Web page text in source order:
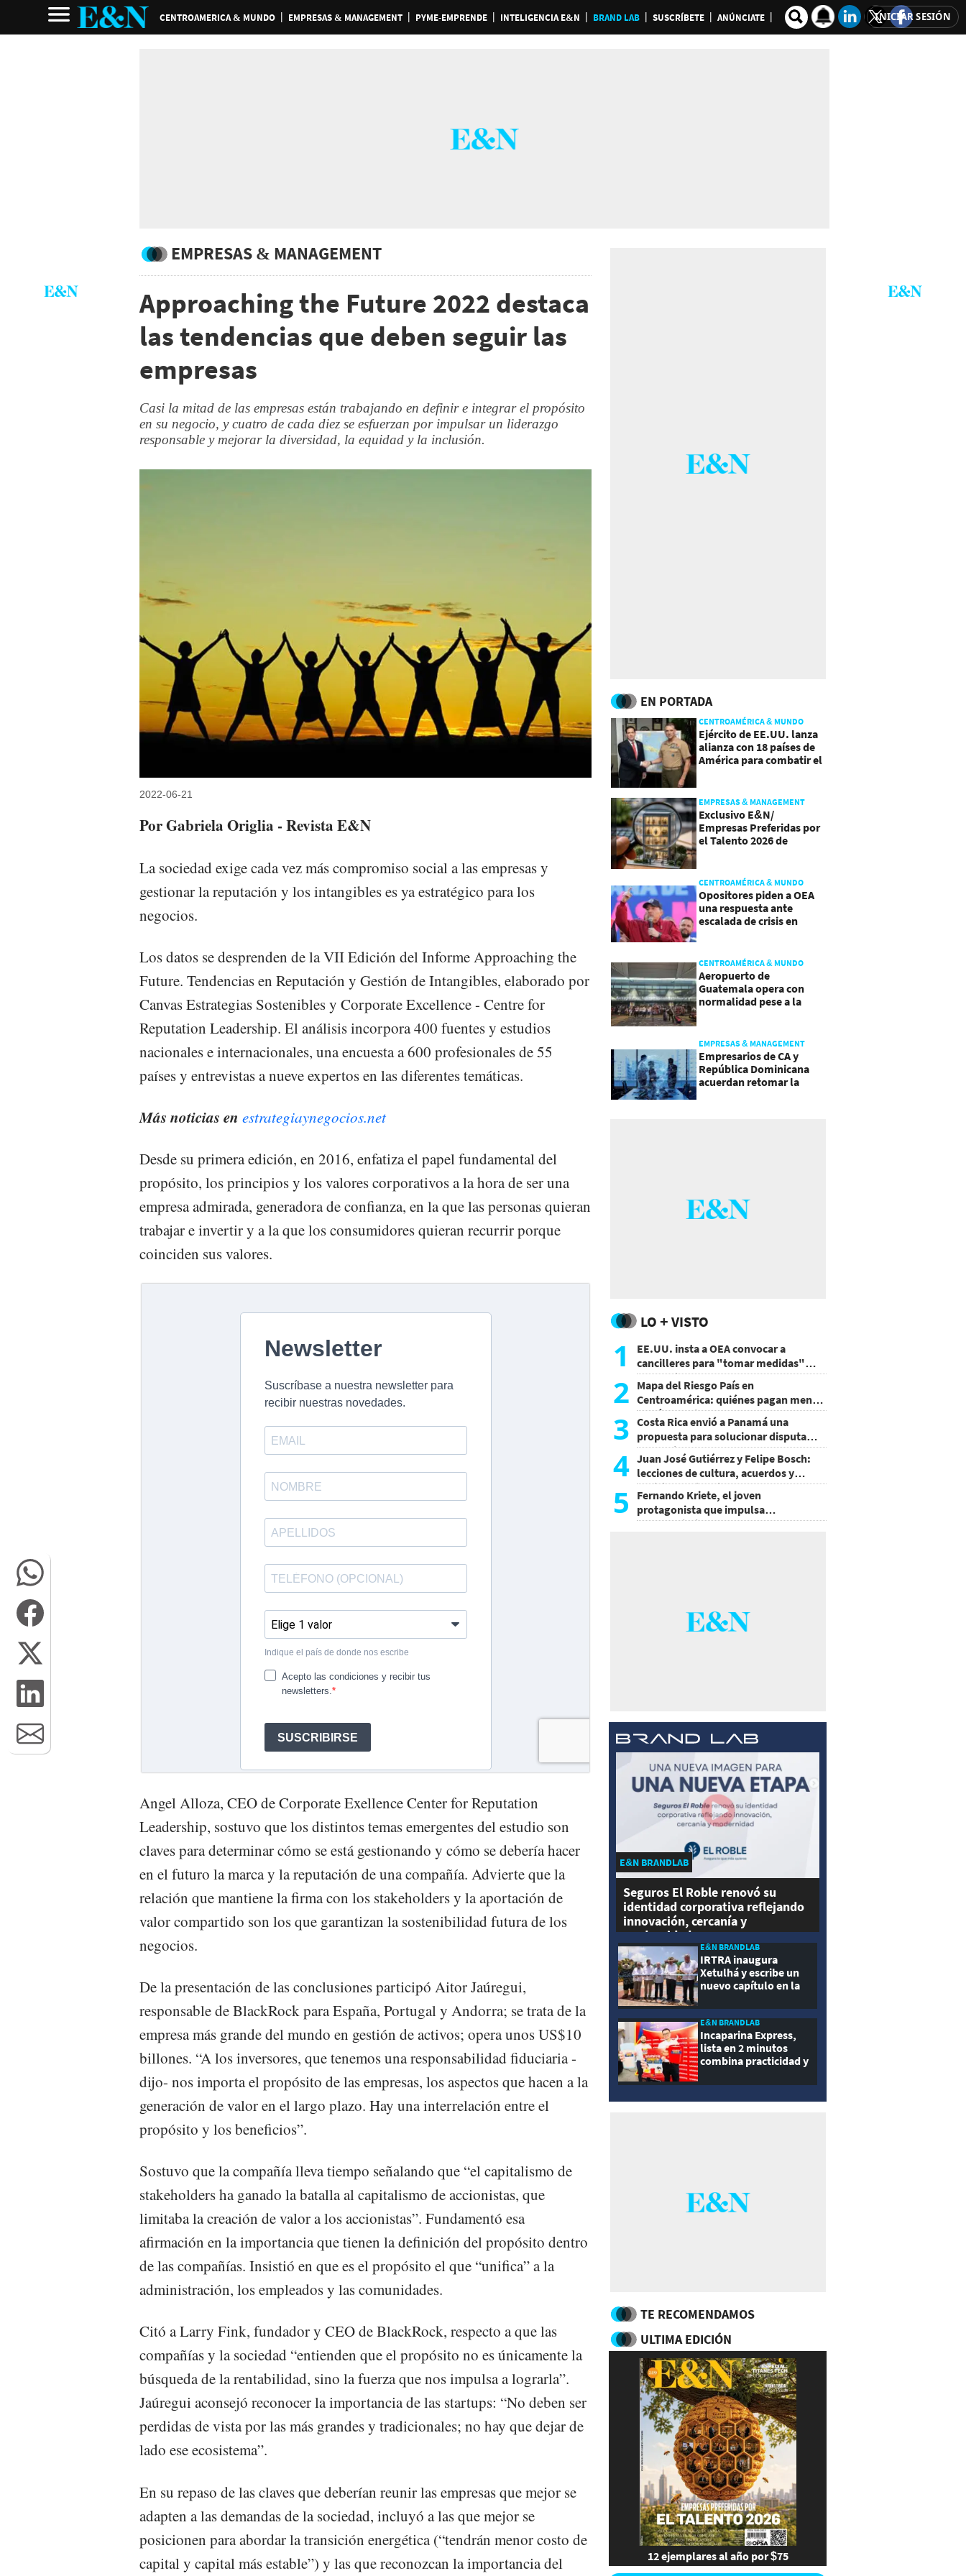
CENTROAMERICA & MUNDO EMPRESAS & MANAGEMENT PYME-EMPRENDE INTELIGENCIA E&N BRAND LAB SUSCRÍBETE ANÚNCIATE INICIAR SESIÓN
EMPRESAS & MANAGEMENT
Approaching the Future 2022 destaca
las tendencias que deben seguir las
empresas
Casi la mitad de las empresas están trabajando en definir e integrar el propósito
en su negocio, y cuatro de cada diez se esfuerzan por impulsar un liderazgo
responsable y mejorar la diversidad, la equidad y la inclusión.
2022-06-21
Por Gabriela Origlia - Revista E&N
La sociedad exige cada vez más compromiso social a las empresas y
gestionar la reputación y los intangibles es ya estratégico para los
negocios.
Los datos se desprenden de la VII Edición del Informe Approaching the
Future. Tendencias en Reputación y Gestión de Intangibles, elaborado por
Canvas Estrategias Sostenibles y Corporate Excellence - Centre for
Reputation Leadership. El análisis incorpora 400 fuentes y estudios
nacionales e internacionales, una encuesta a 600 profesionales de 55
países y entrevistas a nueve expertos en las diferentes temáticas.
Más noticias en estrategiaynegocios.net
Desde su primera edición, en 2016, enfatiza el papel fundamental del
propósito, los principios y los valores corporativos a la hora de ser una
empresa admirada, generadora de confianza, en la que las personas quieran
trabajar e invertir y a la que los consumidores quieran recurrir porque
coinciden sus valores.
Angel Alloza, CEO de Corporate Exellence Center for Reputation
Leadership, sostuvo que los distintos temas emergentes del estudio son
claves para determinar cómo se está gestionando y cómo se debería hacer
en el futuro la marca y la reputación de una compañía. Advierte que la
relación que mantiene la firma con los stakeholders y la aportación de
valor compartido son los que garantizan la sostenibilidad futura de los
negocios.
De la presentación de las conclusiones participó Aitor Jaúregui,
responsable de BlackRock para España, Portugal y Andorra; se trata de la
empresa más grande del mundo en gestión de activos; opera unos US$10
billones. “A los inversores, que tenemos una responsabilidad fiduciaria -
dijo- nos importa el propósito de las empresas, los aspectos que hacen a la
generación de valor en el largo plazo. Hay una interrelación entre el
propósito y los beneficios”.
Sostuvo que la compañía lleva tiempo señalando que “el capitalismo de
stakeholders ha ganado la batalla al capitalismo de accionistas, que
limitaba la creación de valor a los accionistas”. Fundamentó esa
afirmación en la importancia que tienen la definición del propósito dentro
de las compañías. Insistió en que es el propósito el que “unifica” a la
administración, los empleados y las comunidades.
Citó a Larry Fink, fundador y CEO de BlackRock, respecto a que las
compañías y la sociedad “entienden que el propósito no es únicamente la
búsqueda de la rentabilidad, sino la fuerza que nos impulsa a lograrla”.
Jaúregui aconsejó reconocer la importancia de las startups: “No deben ser
perdidas de vista por las más grandes y tradicionales; no hay que dejar de
lado ese ecosistema”.
En su repaso de las claves que deberían reunir las empresas que mejor se
adapten a las demandas de la sociedad, incluyó a las que mejor se
posicionen para abordar la transición energética (“tendrán menor costo de
capital y capital más estable”) y las que reconozcan la importancia del
EN PORTADA
CENTROAMÉRICA & MUNDO
Ejército de EE.UU. lanza
alianza con 18 países de
América para combatir el
EMPRESAS & MANAGEMENT
Exclusivo E&N/
Empresas Preferidas por
el Talento 2026 de
CENTROAMÉRICA & MUNDO
Opositores piden a OEA
una respuesta ante
escalada de crisis en
CENTROAMÉRICA & MUNDO
Aeropuerto de
Guatemala opera con
normalidad pese a la
EMPRESAS & MANAGEMENT
Empresarios de CA y
República Dominicana
acuerdan retomar la
LO + VISTO
1
EE.UU. insta a OEA convocar a
cancilleres para "tomar medidas"
sobre Nicaragua
2 Mapa del Riesgo País en
Centroamérica: quiénes pagan menos
y cuáles mejoraron
3 Costa Rica envió a Panamá una
propuesta para solucionar disputa
comercial
4 Juan José Gutiérrez y Felipe Bosch:
lecciones de cultura, acuerdos y
decisiones sin miedo
5
Fernando Kriete, el joven
protagonista que impulsa
emprendimientos y talentos
E&N BRANDLAB
Seguros El Roble renovó su
identidad corporativa reflejando
innovación, cercanía y
modernidad
E&N BRANDLAB
IRTRA inaugura
Xetulhá y escribe un
nuevo capítulo en la
recreación de
Guatemala
E&N BRANDLAB
Incaparina Express,
lista en 2 minutos
combina practicidad y
TE RECOMENDAMOS
ULTIMA EDICIÓN
12 ejemplares al año por $75